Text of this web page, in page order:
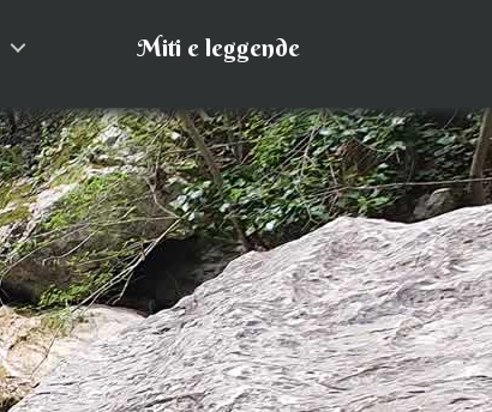
Miti e leggende